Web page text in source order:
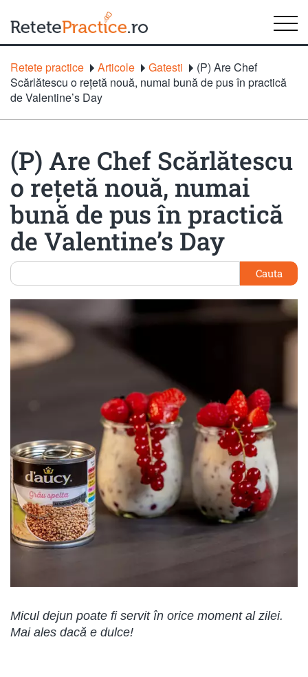
Retete practice Articole Gatesti
(P) Are Chef
Scărlătescu o rețetă nouă, numai bună de pus în practică
de Valentine’s Day
(P) Are Chef Scărlătescu
o rețetă nouă, numai
bună de pus în practică
de Valentine’s Day
Cauta
Micul dejun poate fi servit în orice moment al zilei.
Mai ales dacă e dulce!